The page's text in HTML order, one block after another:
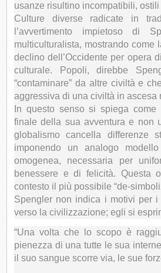
usanze risultino incompatibili,
Culture diverse radicate in
l’avvertimento impietoso di
multiculturalista, mostrando come
declino dell’Occidente per opera
culturale. Popoli, direbbe
“contaminare” da altre civiltà e
aggressiva di una civiltà in ascesa
In questo senso si spiega come
finale della sua avventura e non
globalismo cancella differenze
imponendo un analogo
omogenea, necessaria per
benessere e di felicità. Questa
contesto il più possibile “de-
Spengler non indica i motivi per
verso la civilizzazione; egli si
“Una volta che lo scopo è
pienezza di una tutte le sua
il suo sangue scorre via, le sue